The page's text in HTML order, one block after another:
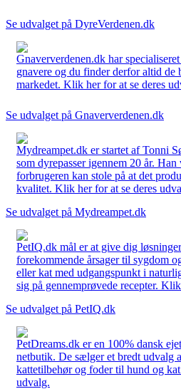
Se udvalget på DyreVerdenen.dk
Gnaververdenen.dk har
gnavere og du finder derfor altid de
markedet. Klik her for at se deres
Se udvalget på Gnaververdenen.dk
Mydreampet.dk er startet af Tonni
som dyrepasser igennem 20 år.
forbrugeren kan stole på at det
kvalitet. Klik her for at se deres
Se udvalget på Mydreampet.dk
PetIQ.dk mål er at give dig
forekommende årsager til sygdom
eller kat med udgangspunkt i
sig på gennemprøvede recepter.
Se udvalget på PetIQ.dk
PetDreams.dk er en 100% dansk
netbutik. De sælger et bredt udvalg
kattetilbehør og foder til hund og
udvalg.